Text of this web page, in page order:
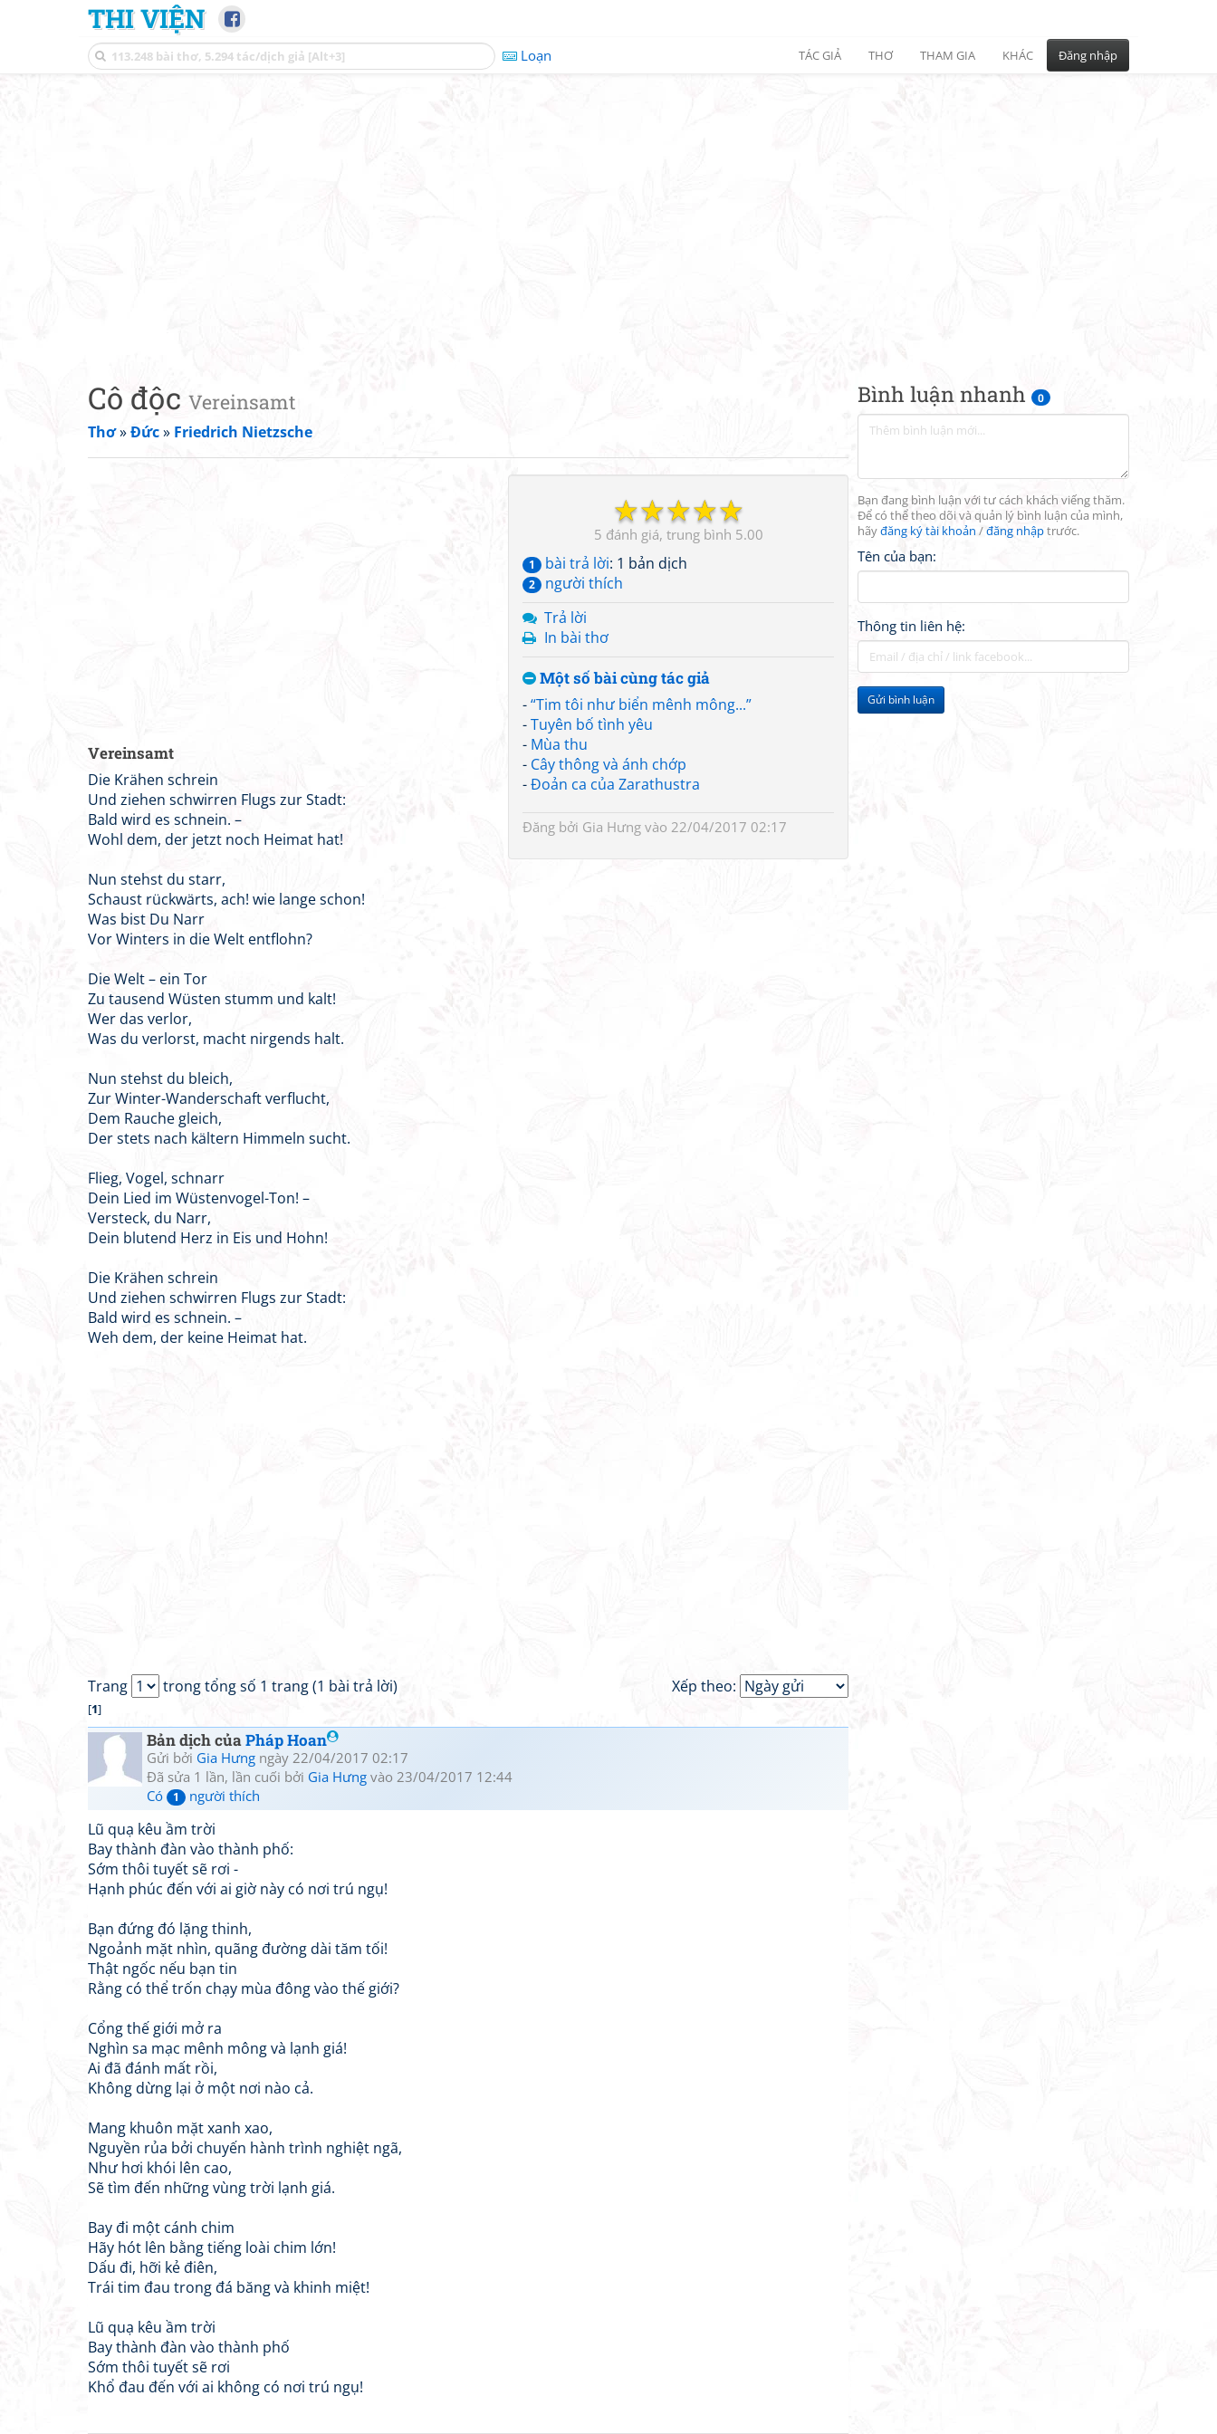
THI VIỆN
Loạn TÁC GIẢ THƠ THAM GIA KHÁC Đăng nhập
Bình luận nhanh 0
Bạn đang bình luận với tư cách khách viếng thăm.
Để có thể theo dõi và quản lý bình luận của mình,
hãyđăng ký tài khoản /đăng nhậptrước.
Tên của bạn:
Thông tin liên hệ:
Gửi bình luận
Cô độc Vereinsamt
Thơ»Đức» Friedrich Nietzsche
☆
☆
☆
☆
☆
5 5.00
1 bài trả lời: 1 bản dịch
2
người thích
Trả lời
In bài thơ
Một số bài cùng tác giả
-“Tim tôi như biển mênh mông...”
-Tuyên bố tình yêu
- Mùa thu
- Cây thông và ánh chớp
-Đoản ca của Zarathustra
Đăng bởi Gia Hưng vào 22/04/2017 02:17
Vereinsamt
Die Krähen schrein
Und ziehen schwirren Flugs zur Stadt:
Bald wird es schnein. –
Wohl dem, der jetzt noch Heimat hat!
Nun stehst du starr,
Schaust rückwärts, ach! wie lange schon!
Was bist Du Narr
Vor Winters in die Welt entflohn?
Die Welt – ein Tor
Zu tausend Wüsten stumm und kalt!
Wer das verlor,
Was du verlorst, macht nirgends halt.
Nun stehst du bleich,
Zur Winter-Wanderschaft verflucht,
Dem Rauche gleich,
Der stets nach kältern Himmeln sucht.
Flieg, Vogel, schnarr
Dein Lied im Wüstenvogel-Ton! –
Versteck, du Narr,
Dein blutend Herz in Eis und Hohn!
Die Krähen schrein
Und ziehen schwirren Flugs zur Stadt:
Bald wird es schnein. –
Weh dem, der keine Heimat hat.
Xếp theo:
Trang trong tổng số 1 trang (1 bài trả lời)
[1]
Bản dịch củaPháp Hoan
Gửi bởi Gia Hưng ngày 22/04/2017 02:17
Đã sửa 1 lần, lần cuối bởi Gia Hưng vào 23/04/2017 12:44
Có
1 người thích
Lũ quạ kêu ầm trời
Bay thành đàn vào thành phố:
Sớm thôi tuyết sẽ rơi -
Hạnh phúc đến với ai giờ này có nơi trú ngụ!
Bạn đứng đó lặng thinh,
Ngoảnh mặt nhìn, quãng đường dài tăm tối!
Thật ngốc nếu bạn tin
Rằng có thể trốn chạy mùa đông vào thế giới?
Cổng thế giới mở ra
Nghìn sa mạc mênh mông và lạnh giá!
Ai đã đánh mất rồi,
Không dừng lại ở một nơi nào cả.
Mang khuôn mặt xanh xao,
Nguyền rủa bởi chuyến hành trình nghiệt ngã,
Như hơi khói lên cao,
Sẽ tìm đến những vùng trời lạnh giá.
Bay đi một cánh chim
Hãy hót lên bằng tiếng loài chim lớn!
Dấu đi, hỡi kẻ điên,
Trái tim đau trong đá băng và khinh miệt!
Lũ quạ kêu ầm trời
Bay thành đàn vào thành phố
Sớm thôi tuyết sẽ rơi
Khổ đau đến với ai không có nơi trú ngụ!